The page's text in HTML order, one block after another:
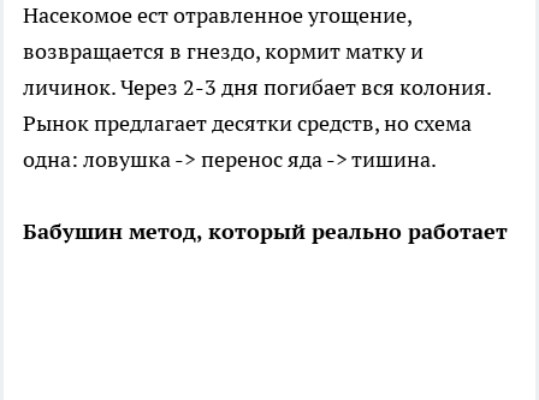
Насекомое ест отравленное угощение,
возвращается в гнездо, кормит матку и
личинок. Через 2-3 дня погибает вся колония.
Рынок предлагает десятки средств, но схема
одна: ловушка -> перенос яда -> тишина.
Бабушин метод, который реально работает